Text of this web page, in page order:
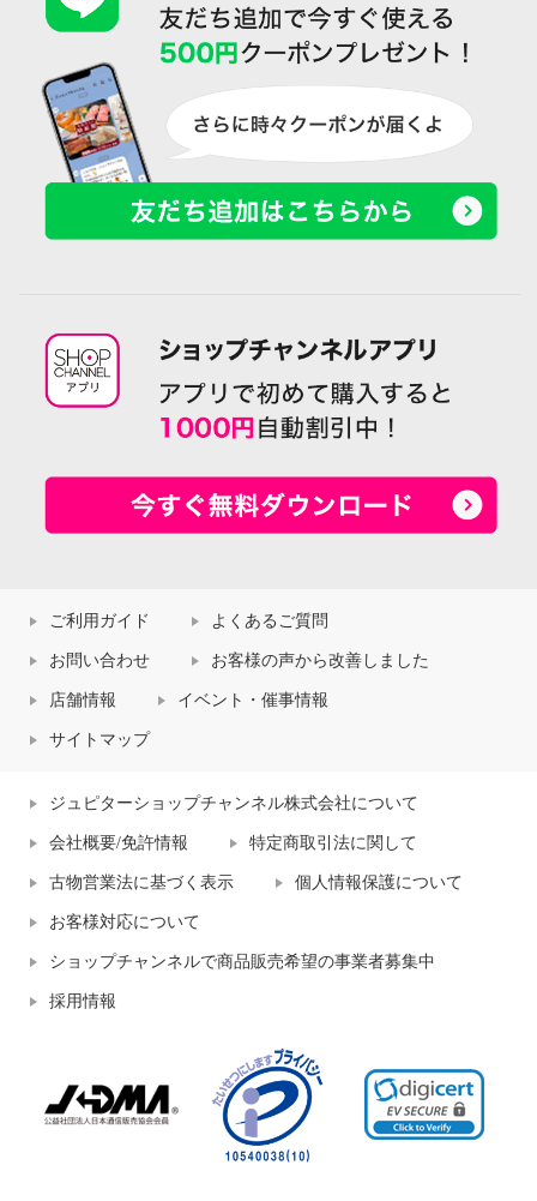
ご利用ガイド よくあるご質問
お問い合わせ お客様の声から改善しました
店舗情報 イベント・催事情報
サイトマップ
ジュピターショップチャンネル株式会社について
会社概要/免許情報 特定商取引法に関して
古物営業法に基づく表示 個人情報保護について
お客様対応について
ショップチャンネルで商品販売希望の事業者募集中
採用情報